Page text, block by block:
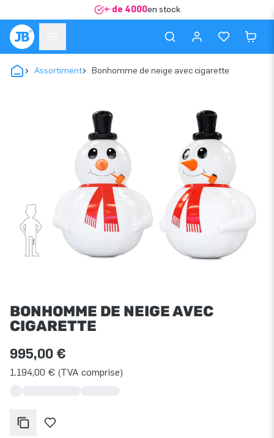
+ de 4000en stock
Assortiment Bonhomme de neige avec cigarette
BONHOMME DE NEIGE AVEC
CIGARETTE
995,00 €
1.194,00 € (TVA comprise)